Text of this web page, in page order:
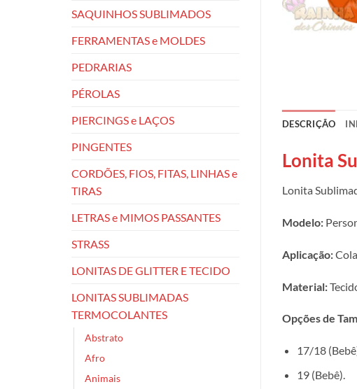
SAQUINHOS SUBLIMADOS
FERRAMENTAS e MOLDES
PEDRARIAS
PÉROLAS
PIERCINGS e LAÇOS
PINGENTES
CORDÕES, FIOS, FITAS, LINHAS e
TIRAS
LETRAS e MIMOS PASSANTES
STRASS
LONITAS DE GLITTER E TECIDO
LONITAS SUBLIMADAS
TERMOCOLANTES
Abstrato
Afro
Animais
DESCRIÇÃO
Lonita
Lonita
Modelo:
Aplicação:
Material:
Opções de
17/18
19 (Bebê).